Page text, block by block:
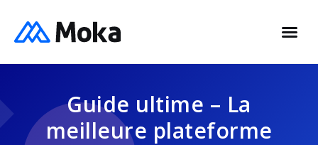
Guide ultime – La
meilleure plateforme